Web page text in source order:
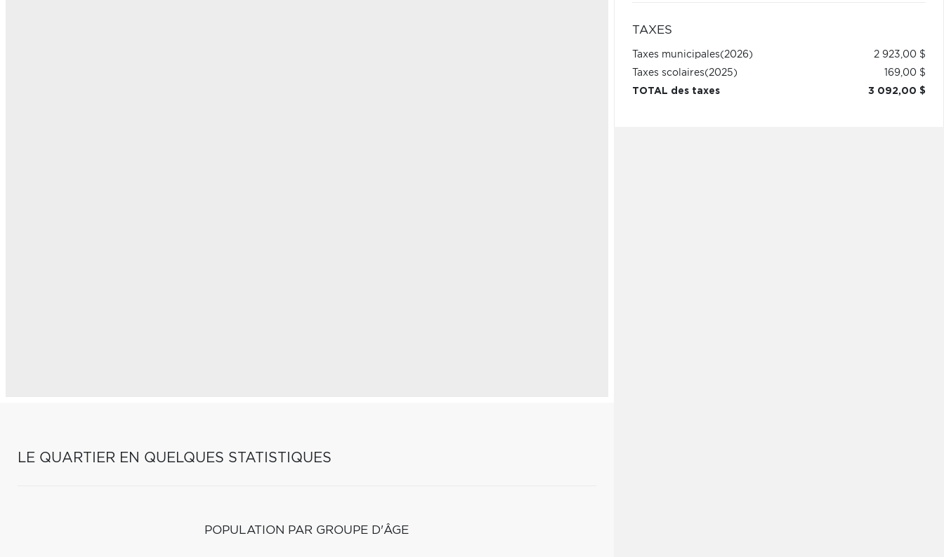
LE QUARTIER EN QUELQUES STATISTIQUES
POPULATION PAR GROUPE D'ÂGE
TAXES
Taxes municipales(2026)
2 923,00 $
Taxes scolaires(2025)
169,00 $
TOTAL des taxes
3 092,00 $